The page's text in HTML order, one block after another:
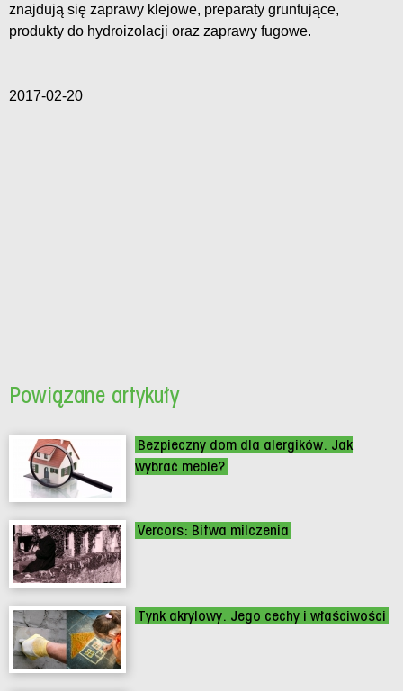
znajdują się zaprawy klejowe, preparaty gruntujące,
produkty do hydroizolacji oraz zaprawy fugowe.
2017-02-20
Powiązane artykuły
Bezpieczny dom dla alergików. Jak
wybrać meble?
Vercors: Bitwa milczenia
Tynk akrylowy. Jego cechy i właściwości